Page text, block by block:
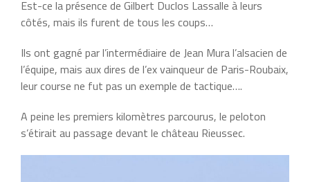
Est-ce la présence de Gilbert Duclos Lassalle à leurs
côtés, mais ils furent de tous les coups…
Ils ont gagné par l’intermédiaire de Jean Mura l’alsacien de
l’équipe, mais aux dires de l’ex vainqueur de Paris-Roubaix,
leur course ne fut pas un exemple de tactique….
A peine les premiers kilomètres parcourus, le peloton
s’étirait au passage devant le château Rieussec.